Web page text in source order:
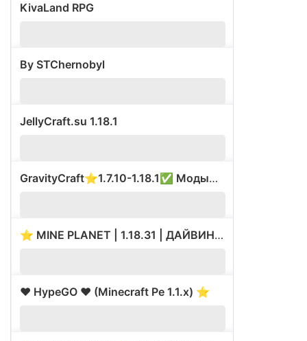
KivaLand RPG
By STChernobyl
JellyCraft.su 1.18.1
GravityCraft⭐1.7.10-1.18.1✅ Моды⭐Был ВАЙП⚡
⭐ MINE PLANET | 1.18.31 | ДАЙВИНГ ????
❤️ HypeGO ❤️ (Minecraft Pe 1.1.x) ⭐️